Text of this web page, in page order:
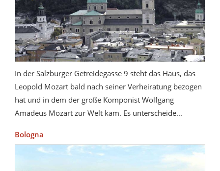
In der Salzburger Getreidegasse 9 steht das Haus, das
Leopold Mozart bald nach seiner Verheiratung bezogen
hat und in dem der große Komponist Wolfgang
Amadeus Mozart zur Welt kam. Es unterscheide...
Bologna